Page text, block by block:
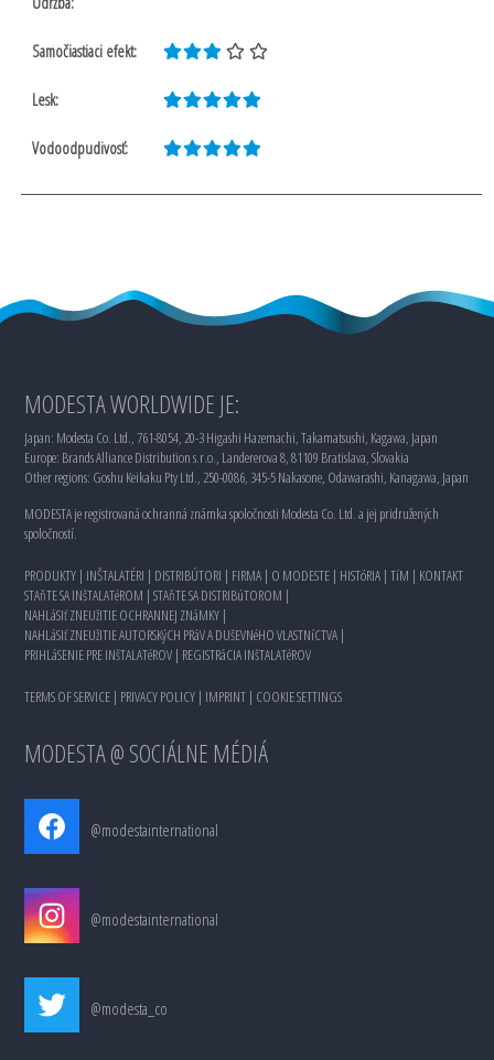
MODESTA WORLDWIDE JE:
Japan: Modesta Co. Ltd., 761-8054, 20-3 Higashi Hazemachi, Takamatsushi, Kagawa, Japan
Europe: Brands Alliance Distribution s.r.o., Landererova 8, 81109 Bratislava, Slovakia
Other regions: Goshu Keikaku Pty Ltd., 250-0086, 345-5 Nakasone, Odawarashi, Kanagawa, Japan
MODESTA je registrovaná ochranná známka spoločnosti Modesta Co. Ltd. a jej pridružených
spoločností.
PRODUKTY | INŠTALATÉRI | DISTRIBÚTORI | FIRMA | O MODESTE | HISTóRIA |TíM | KONTAKT
STAňTE SA INšTALATéROM |STAňTE SA DISTRIBúTOROM |
NAHLáSIť ZNEUžITIE OCHRANNEJ ZNáMKY |
NAHLáSIť ZNEUžITIE AUTORSKýCH PRáV A DUšEVNéHO VLASTNíCTVA |
PRIHLáSENIE PRE INšTALATéROV | REGISTRáCIA INšTALATéROV
TERMS OF SERVICE | PRIVACY POLICY | IMPRINT | COOKIE SETTINGS
MODESTA @ SOCIÁLNE MÉDIÁ
@modestainternational
@modestainternational
@modesta_co